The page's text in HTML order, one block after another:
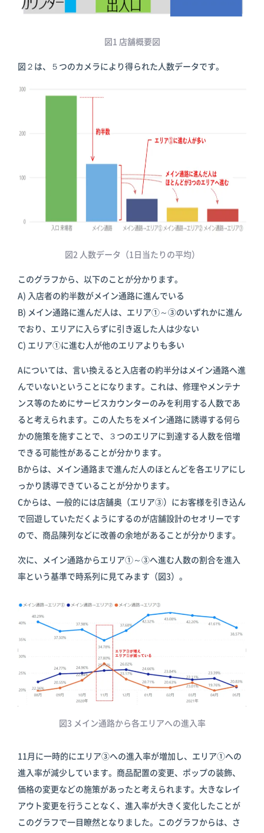
図1 店舗概要図
図２は、５つのカメラにより得られた人数データです。
図2 人数データ（1日当たりの平均）
このグラフから、以下のことが分かります。
A) 入店者の約半数がメイン通路に進んでいる
B) メイン通路に進んだ人は、エリア①～③のいずれかに進ん
でおり、エリアに入らずに引き返した人は少ない
C) エリア①に進む人が他のエリアよりも多い
Aについては、言い換えると入店者の約半分はメイン通路へ進
んでいないということになります。これは、修理やメンテナ
ンス等のためにサービスカウンターのみを利用する人数であ
ると考えられます。この人たちをメイン通路に誘導する何ら
かの施策を施すことで、３つのエリアに到達する人数を倍増
できる可能性があることが分かります。
Bからは、メイン通路まで進んだ人のほとんどを各エリアにし
っかり誘導できていることが分かります。
Cからは、一般的には店舗奥（エリア③）にお客様を引き込ん
で回遊していただくようにするのが店舗設計のセオリーです
ので、商品陳列などに改善の余地があることが分かります。
次に、メイン通路からエリア①～③へ進む人数の割合を進入
率という基準で時系列に見てみます（図3）。
図3 メイン通路から各エリアへの進入率
11月に一時的にエリア③への進入率が増加し、エリア①への
進入率が減少しています。商品配置の変更、ポップの装飾、
価格の変更などの施策があったと考えられます。大きなレイ
アウト変更を行うことなく、進入率が大きく変化したことが
このグラフで一目瞭然となりました。このグラフからは、さ